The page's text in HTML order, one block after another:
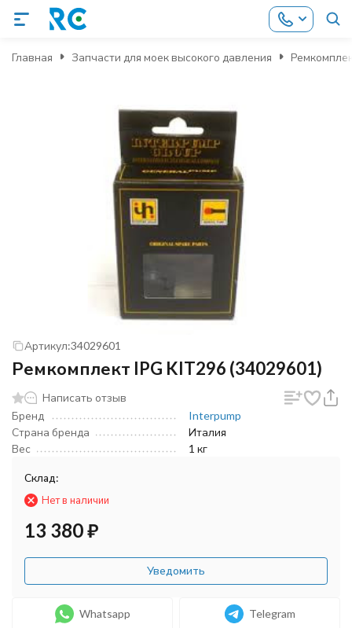
Главная Запчасти для моек высокого давления
Артикул:34029601
Ремкомплект IPG KIT296 (34029601)
Написать отзыв
Бренд
Interpump
Страна бренда
Италия
Вес
1 кг
Склад:
Нет в наличии
13 380₽
Уведомить
Whatsapp Telegram